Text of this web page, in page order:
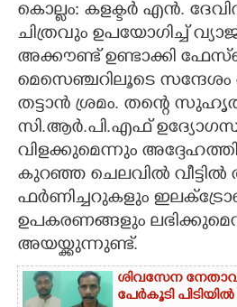
LITERATURE
ZOOM
CONTACT US
കൊല്ലം: കളക്ടർ എൻ.
ചിത്രവും ഉപയോഗിച്ച്
അക്കൗണ്ട് ഉണ്ടാക്കി
മെസെഞ്ചറിലൂടെ
തട്ടാൻ ശ്രമം. തന്റെ
സി.ആർ.പി.എഫ്
വിളക്കുമെന്നും
കുറഞ്ഞ ചെലവിൽ
ഫർണിച്ചറുകളും
ഉപകരണങ്ങളും
അയയ്ക്കുന്നുണ്ട്.
ശിവസേന
പേർകൂടി പിടിയിൽ